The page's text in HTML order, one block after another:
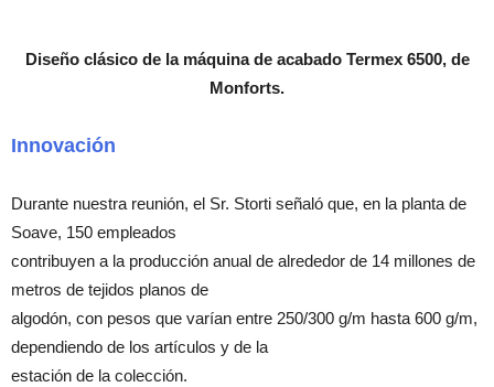
Diseño clásico de la máquina de acabado Termex 6500, de
Monforts.
Innovación
Durante nuestra reunión, el Sr. Storti señaló que, en la planta de
Soave, 150 empleados
contribuyen a la producción anual de alrededor de 14 millones de
metros de tejidos planos de
algodón, con pesos que varían entre 250/300 g/m hasta 600 g/m,
dependiendo de los artículos y de la
estación de la colección.